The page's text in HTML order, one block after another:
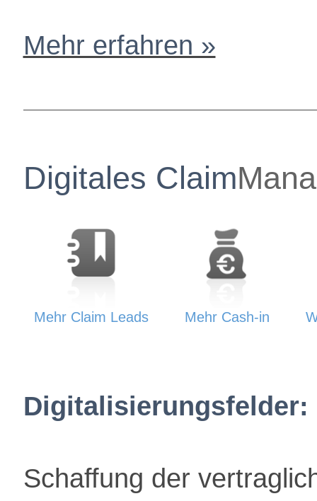
Mehr erfahren »
Digitales Claim
Mehr Claim Leads Mehr Cash-in
Digitalisierungsfelder:
Schaffung der